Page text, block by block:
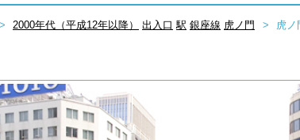
2000年代（平成12年以降） 出入口 駅 銀座線 虎ノ門 虎ノ